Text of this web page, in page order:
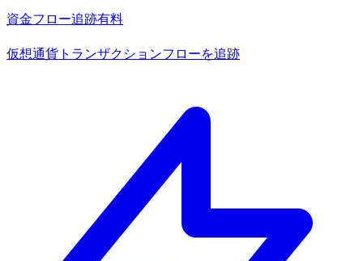
資金フロー追跡有料
仮想通貨トランザクションフローを追跡